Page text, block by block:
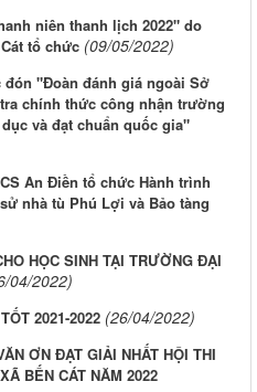
niên thanh lịch 2022" do
tổ chức (09/05/2022)
"Đoàn đánh giá ngoài Sở
chính thức công nhận trường
và đạt chuẩn quốc gia"
An Điền tổ chức Hành trình
nhà tù Phú Lợi và Bảo tàng
HỌC SINH TẠI TRƯỜNG ĐẠI
04/2022)
2021-2022 (26/04/2022)
ƠN ĐẠT GIẢI NHẤT HỘI THI
BẾN CÁT NĂM 2022